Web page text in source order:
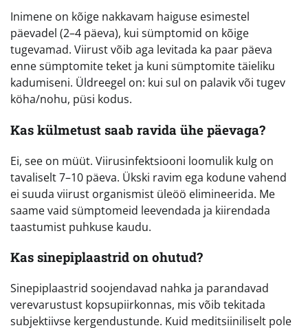
Inimene on kõige nakkavam haiguse esimestel
päevadel (2–4 päeva), kui sümptomid on kõige
tugevamad. Viirust võib aga levitada ka paar päeva
enne sümptomite teket ja kuni sümptomite täieliku
kadumiseni. Üldreegel on: kui sul on palavik või tugev
köha/nohu, püsi kodus.
Kas külmetust saab ravida ühe päevaga?
Ei, see on müüt. Viirusinfektsiooni loomulik kulg on
tavaliselt 7–10 päeva. Ükski ravim ega kodune vahend
ei suuda viirust organismist üleöö elimineerida. Me
saame vaid sümptomeid leevendada ja kiirendada
taastumist puhkuse kaudu.
Kas sinepiplaastrid on ohutud?
Sinepiplaastrid soojendavad nahka ja parandavad
verevarustust kopsupiirkonnas, mis võib tekitada
subjektiivse kergendustunde. Kuid meditsiiniliselt pole